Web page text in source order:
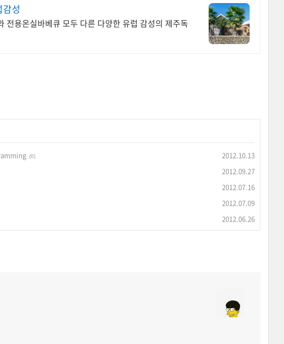
성
용온실바베큐 모두 다른 다양한 유럽 감성의 제주독
(0)
2012.10.13
2012.09.27
2012.07.16
2012.07.09
2012.06.26